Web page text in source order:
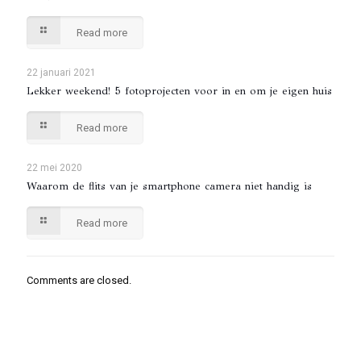
Read more
22 januari 2021
Lekker weekend! 5 fotoprojecten voor in en om je eigen huis
Read more
22 mei 2020
Waarom de flits van je smartphone camera niet handig is
Read more
Comments are closed.